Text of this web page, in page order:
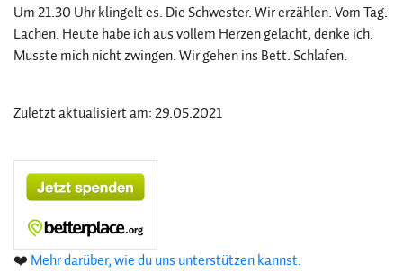
Um 21.30 Uhr klingelt es. Die Schwester. Wir erzählen. Vom Tag.
Lachen. Heute habe ich aus vollem Herzen gelacht, denke ich.
Musste mich nicht zwingen. Wir gehen ins Bett. Schlafen.
Zuletzt aktualisiert am: 29.05.2021
❤️ Mehr darüber, wie du uns unterstützen kannst.